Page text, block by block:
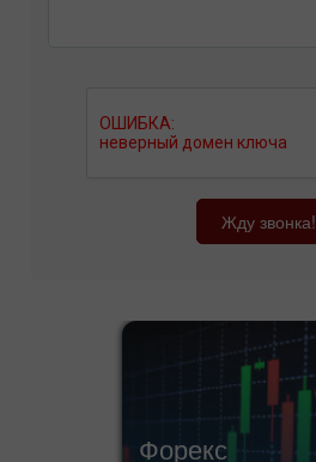
Жду звонка!
Форекс